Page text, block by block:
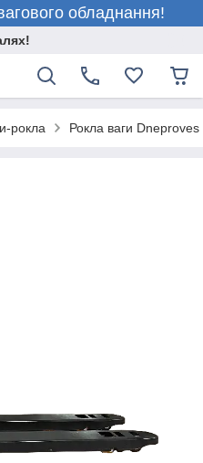
обладнання!
рокла Рокла ваги Dneproves